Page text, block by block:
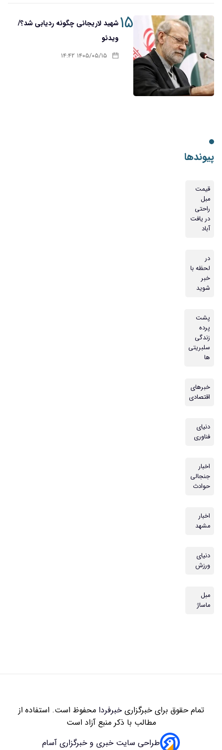
۱۵شهید لاریجانی چگونه ردیابی شد؟/
ویدئو
۱۴۰۵/۰۵/۱۵ ۱۴:۴۲
پیوندها
قیمت
مبل
راحتی
در یافت
آباد
در
لحظه با
خبر
شوید
پشت
پرده
زندگی
سلبریتی
ها
خبرهای
اقتصادی
دنیای
فناوری
اخبار
جنجالی
حوادث
اخبار
مشهد
دنیای
ورزش
مبل
ماساژ
تمام حقوق برای خبرگزاریخبرفردامحفوظ است. استفاده از
مطالب با ذکر منبع آزاد است
طراحی سایت خبری و خبرگزاری آسام